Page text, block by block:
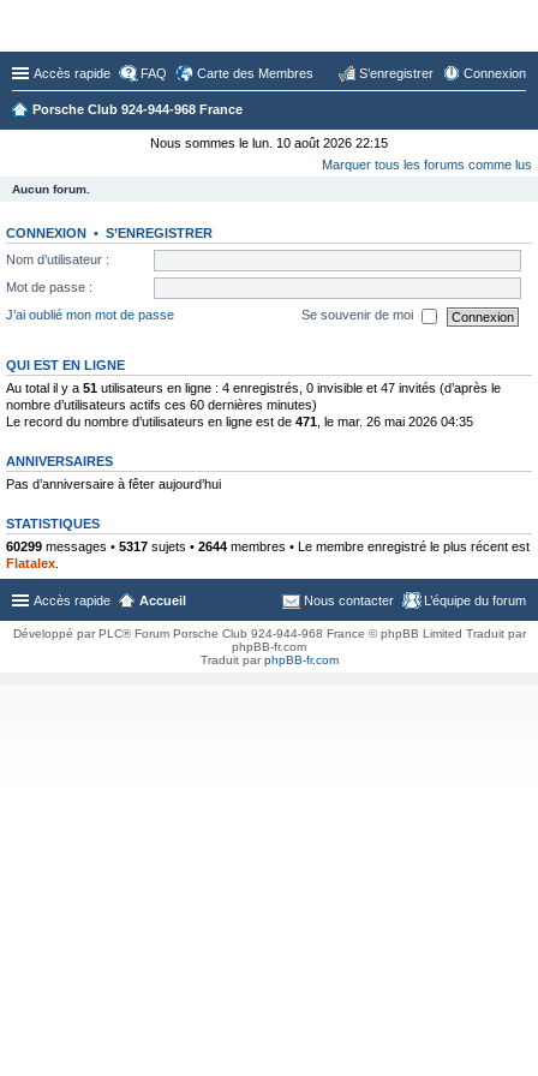
Accès rapide FAQ Carte des Membres Connexion
S’enregistrer
Porsche Club 924-944-968 France
Nous sommes le lun. 10 août 2026 22:15
Marquer tous les forums comme lus
Aucun forum.
CONNEXION • S’ENREGISTRER
Nom d’utilisateur :
Mot de passe :
J’ai oublié mon mot de passe
Se souvenir de moi
QUI EST EN LIGNE
Au total il y a 51 utilisateurs en ligne : 4 enregistrés, 0 invisible et 47 invités (d’après le
nombre d’utilisateurs actifs ces 60 dernières minutes)
Le record du nombre d’utilisateurs en ligne est de 471 , le mar. 26 mai 2026 04:35
ANNIVERSAIRES
Pas d’anniversaire à fêter aujourd’hui
STATISTIQUES
60299 messages • 5317 sujets • 2644 membres • Le membre enregistré le plus récent est
Flatalex
Accès rapide Accueil L’équipe du forum
Nous contacter
Développé par PLC® Forum Porsche Club 924-944-968 France © phpBB Limited Traduit par
phpBB-fr.com
Traduit parphpBB-fr.com